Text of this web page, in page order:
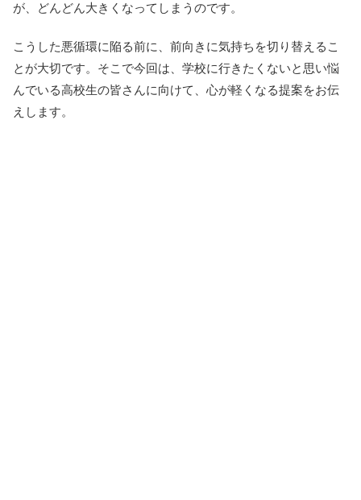
が、どんどん大きくなってしまうのです。
こうした悪循環に陥る前に、前向きに気持ちを切り替えるこ
とが大切です。そこで今回は、学校に行きたくないと思い悩
んでいる高校生の皆さんに向けて、心が軽くなる提案をお伝
えします。